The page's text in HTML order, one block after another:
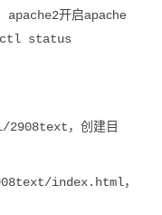
开启apache
status
2908text，创建目
index.html，